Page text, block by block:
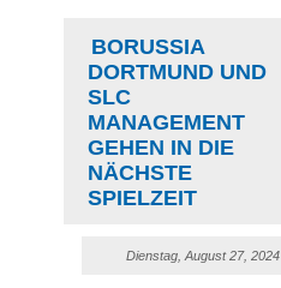
BORUSSIA
DORTMUND UND
SLC
MANAGEMENT
GEHEN IN DIE
NÄCHSTE
SPIELZEIT
Dienstag, August 27, 2024